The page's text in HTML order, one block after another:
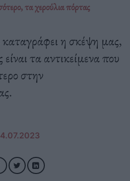
τα χερούλια πόρτας
η σκέψη μας,
τα αντικείμενα που
στην